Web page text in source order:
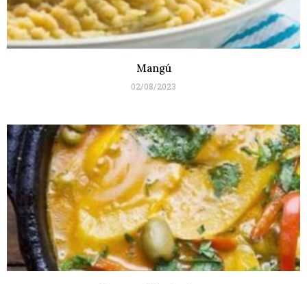
Mangú
02/08/2023